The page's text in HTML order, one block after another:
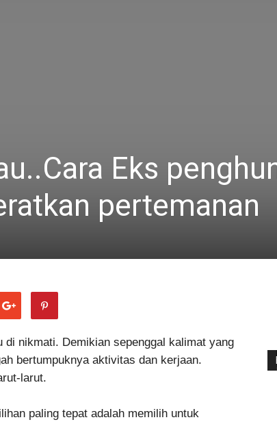
Eks
pertemanan
nikmati. Demikian sepenggal kalimat yang
bertumpuknya aktivitas dan kerjaan.
larut.
paling tepat adalah memilih untuk